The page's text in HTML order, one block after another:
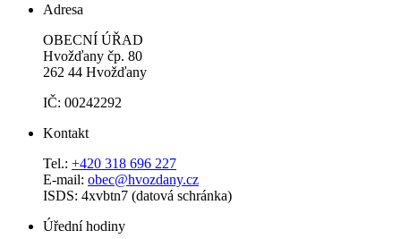
Adresa
OBECNÍ ÚŘAD
Hvožďany čp. 80
262 44 Hvožďany
IČ: 00242292
Kontakt
Tel.: +420 318 696 227
E-mail: obec@hvozdany.cz
ISDS: 4xvbtn7 (datová schránka)
Úřední hodiny